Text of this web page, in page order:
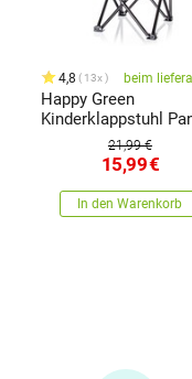
4,8 13x beim
Happy Green
Kinderklappstuhl
21,99 €
15,99€
In den Warenkorb